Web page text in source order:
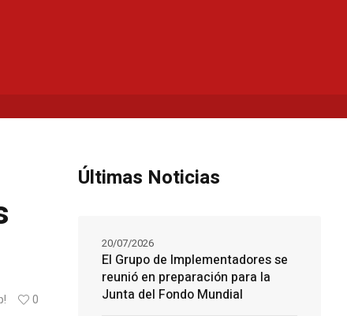
0
Últimas Noticias
El Grupo de Implementadores se
reunió en preparación para la
Junta del Fondo Mundial
20/07/2026